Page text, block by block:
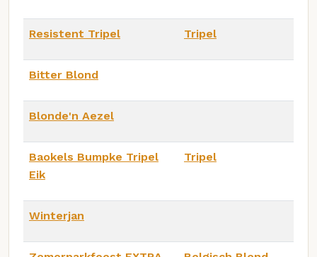
Resistent Tripel Tripel
Bitter Blond
Blonde'n Aezel
Baokels Bumpke Tripel
Eik
Tripel
Winterjan